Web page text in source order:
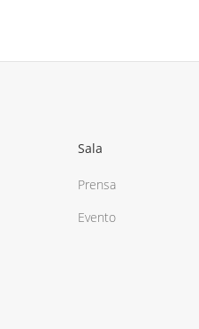
Sala
Prensa
Evento